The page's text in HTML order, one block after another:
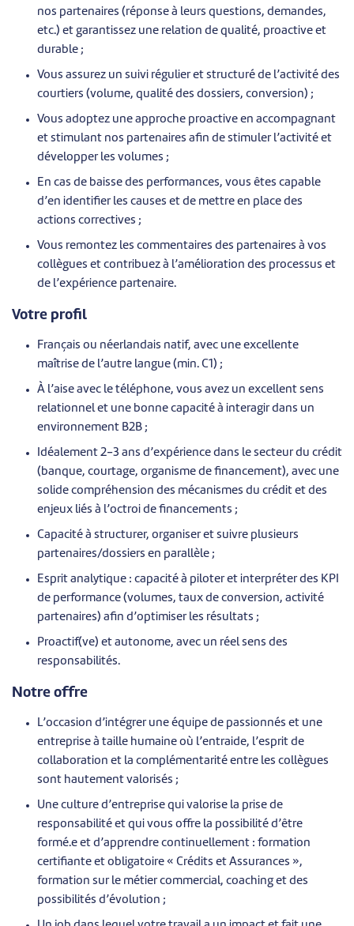
nos partenaires (réponse à leurs questions, demandes,
etc.) et garantissez une relation de qualité, proactive et
durable ;
Vous assurez un suivi régulier et structuré de l’activité des
courtiers (volume, qualité des dossiers, conversion) ;
Vous adoptez une approche proactive en accompagnant
et stimulant nos partenaires afin de stimuler l’activité et
développer les volumes ;
En cas de baisse des performances, vous êtes capable
d’en identifier les causes et de mettre en place des
actions correctives ;
Vous remontez les commentaires des partenaires à vos
collègues et contribuez à l’amélioration des processus et
de l’expérience partenaire.
Votre profil
Français ou néerlandais natif, avec une excellente
maîtrise de l’autre langue (min. C1) ;
À l’aise avec le téléphone, vous avez un excellent sens
relationnel et une bonne capacité à interagir dans un
environnement B2B ;
Idéalement 2-3 ans d’expérience dans le secteur du crédit
(banque, courtage, organisme de financement), avec une
solide compréhension des mécanismes du crédit et des
enjeux liés à l’octroi de financements ;
Capacité à structurer, organiser et suivre plusieurs
partenaires/dossiers en parallèle ;
Esprit analytique : capacité à piloter et interpréter des KPI
de performance (volumes, taux de conversion, activité
partenaires) afin d’optimiser les résultats ;
Proactif(ve) et autonome, avec un réel sens des
responsabilités.
Notre offre
L’occasion d’intégrer une équipe de passionnés et une
entreprise à taille humaine où l’entraide, l’esprit de
collaboration et la complémentarité entre les collègues
sont hautement valorisés ;
Une culture d’entreprise qui valorise la prise de
responsabilité et qui vous offre la possibilité d’être
formé.e et d’apprendre continuellement : formation
certifiante et obligatoire « Crédits et Assurances »,
formation sur le métier commercial, coaching et des
possibilités d’évolution ;